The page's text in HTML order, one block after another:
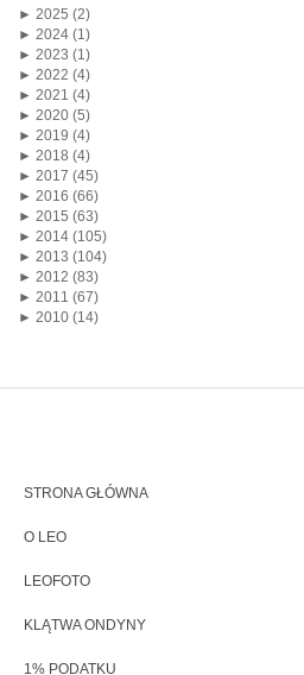
► 2025 (2)
► 2024 (1)
► 2023 (1)
► 2022 (4)
► 2021 (4)
► 2020 (5)
► 2019 (4)
► 2018 (4)
► 2017 (45)
► 2016 (66)
► 2015 (63)
► 2014 (105)
► 2013 (104)
► 2012 (83)
► 2011 (67)
► 2010 (14)
STRONA GŁÓWNA
O LEO
LEOFOTO
KLĄTWA ONDYNY
1% PODATKU